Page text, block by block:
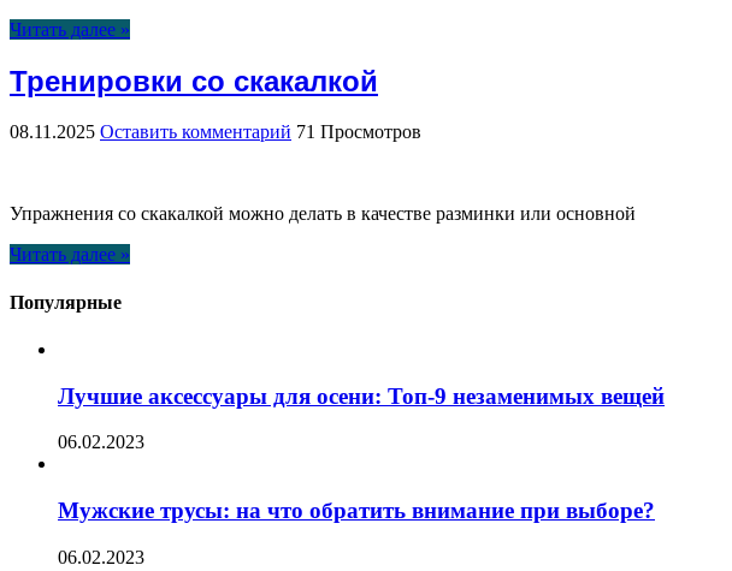
Читать далее »
Тренировки со скакалкой
08.11.2025 Оставить комментарий 71 Просмотров
Упражнения со скакалкой можно делать в качестве разминки или основной
Читать далее »
Популярные
Лучшие аксессуары для осени: Топ-9 незаменимых вещей
06.02.2023
Мужские трусы: на что обратить внимание при выборе?
06.02.2023